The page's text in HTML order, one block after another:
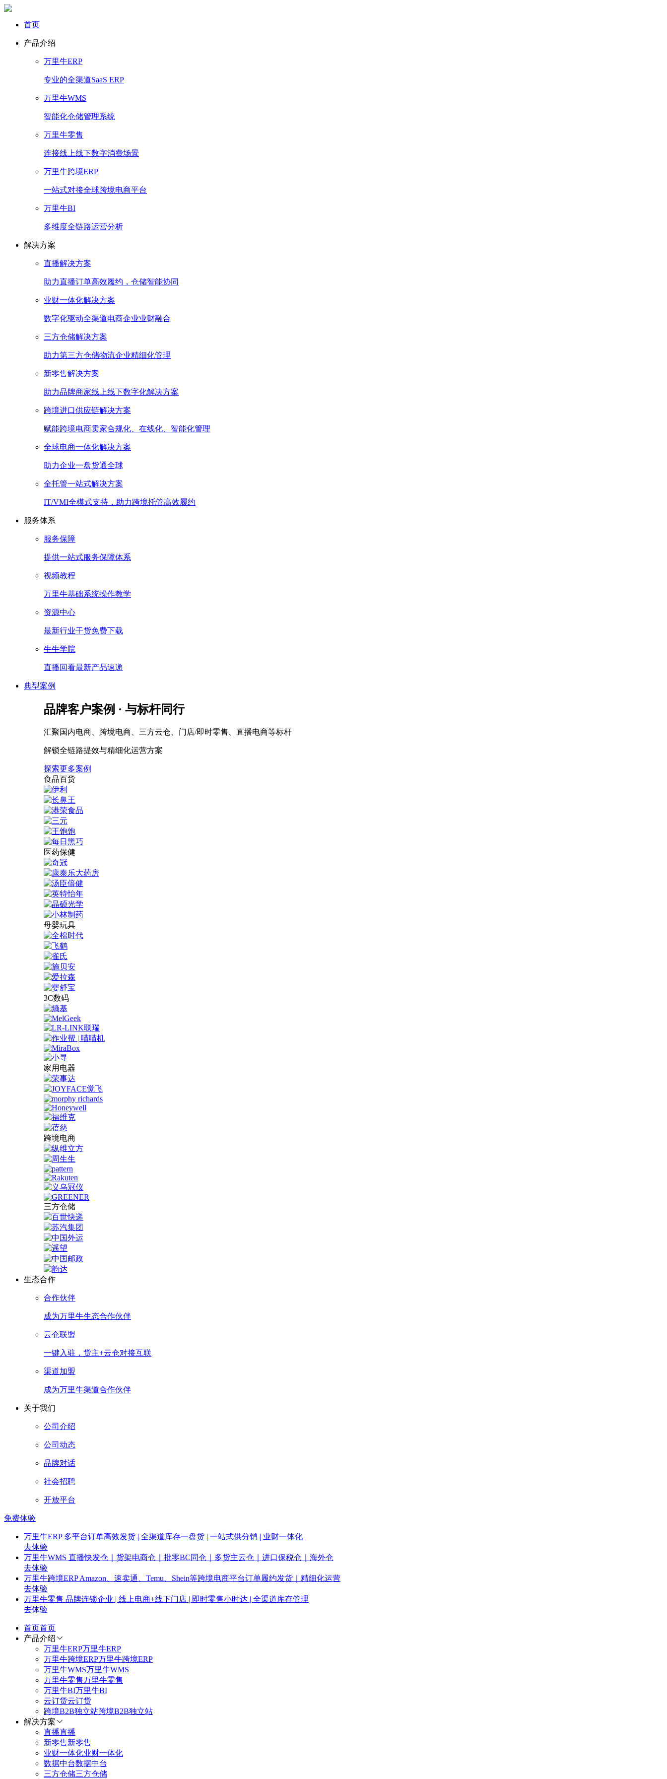
首页
产品介绍
万里牛ERP
专业的全渠道SaaS ERP
万里牛WMS
智能化仓储管理系统
万里牛零售
连接线上线下数字消费场景
万里牛跨境ERP
一站式对接全球跨境电商平台
万里牛BI
多维度全链路运营分析
解决方案
直播解决方案
助力直播订单高效履约，仓储智能协同
业财一体化解决方案
数字化驱动全渠道电商企业业财融合
三方仓储解决方案
助力第三方仓储物流企业精细化管理
新零售解决方案
助力品牌商家线上线下数字化解决方案
跨境进口供应链解决方案
赋能跨境电商卖家合规化、在线化、智能化管理
全球电商一体化解决方案
助力企业一盘货通全球
全托管一站式解决方案
IT/VMI全模式支持，助力跨境托管高效履约
服务体系
服务保障
提供一站式服务保障体系
视频教程
万里牛基础系统操作教学
资源中心
最新行业干货免费下载
牛牛学院
直播回看最新产品速递
典型案例
品牌客户案例 · 与标杆同行
汇聚国内电商、跨境电商、三方云仓、门店/即时零售、直播电商等标杆
解锁全链路提效与精细化运营方案
探索更多案例
食品百货
医药保健
母婴玩具
3C数码
家用电器
跨境电商
三方仓储
生态合作
合作伙伴
成为万里牛生态合作伙伴
云仓联盟
一键入驻，货主+云仓对接互联
渠道加盟
成为万里牛渠道合作伙伴
关于我们
公司介绍
公司动态
品牌对话
社会招聘
开放平台
免费体验
万里牛ERP 多平台订单高效发货 | 全渠道库存一盘货 | 一站式供分销 | 业财一体化
去体验
万里牛WMS 直播快发仓｜货架电商仓｜批零BC同仓｜多货主云仓｜进口保税仓｜海外仓
去体验
万里牛跨境ERP Amazon、速卖通、Temu、Shein等跨境电商平台订单履约发货｜精细化运营
去体验
万里牛零售 品牌连锁企业 | 线上电商+线下门店 | 即时零售小时达 | 全渠道库存管理
去体验
首页首页
产品介绍
万里牛ERP万里牛ERP
万里牛跨境ERP万里牛跨境ERP
万里牛WMS万里牛WMS
万里牛零售万里牛零售
万里牛BI万里牛BI
云订货云订货
跨境B2B独立站跨境B2B独立站
解决方案
直播直播
新零售新零售
业财一体化业财一体化
数据中台数据中台
三方仓储三方仓储